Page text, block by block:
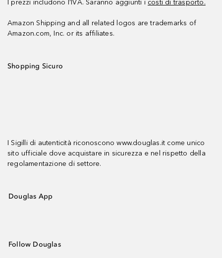
I prezzi includono l’IVA. Saranno aggiunti i costi di trasporto.
Amazon Shipping and all related logos are trademarks of
Amazon.com, Inc. or its affiliates.
Shopping Sicuro
I Sigilli di autenticità riconoscono www.douglas.it come unico
sito ufficiale dove acquistare in sicurezza e nel rispetto della
regolamentazione di settore.
Douglas App
Follow Douglas